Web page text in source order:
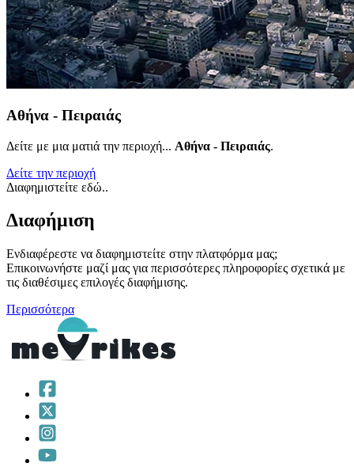
Αθήνα - Πειραιάς
Δείτε με μια ματιά την περιοχή... Αθήνα - Πειραιάς.
Δείτε την περιοχή
Διαφημιστείτε εδώ..
Διαφήμιση
Ενδιαφέρεστε να διαφημιστείτε στην πλατφόρμα μας;
Επικοινωνήστε μαζί μας για περισσότερες πληροφορίες σχετικά με
τις διαθέσιμες επιλογές διαφήμισης.
Περισσότερα